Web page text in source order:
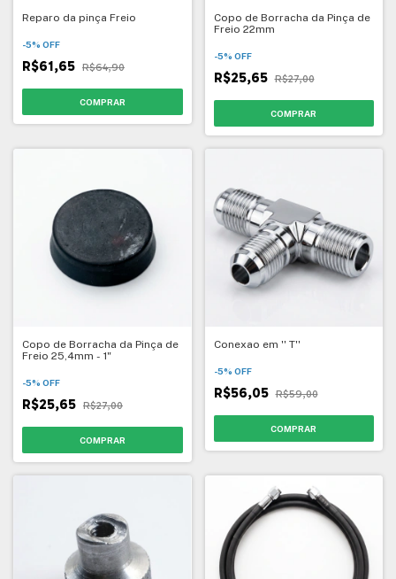
Reparo da pinça Freio
-5% OFF
R$61,65 R$64,90
Copo de Borracha da Pinça de
Freio 22mm
-5% OFF
R$25,65 R$27,00
Copo de Borracha da Pinça de
Freio 25,4mm - 1"
-5% OFF
R$25,65 R$27,00
Conexao em '' T''
-5% OFF
R$56,05 R$59,00